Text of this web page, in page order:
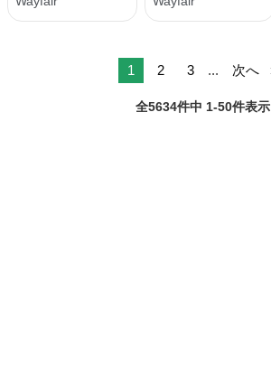
1 2 3 ... 次へ
全5634件中 1-50件表示